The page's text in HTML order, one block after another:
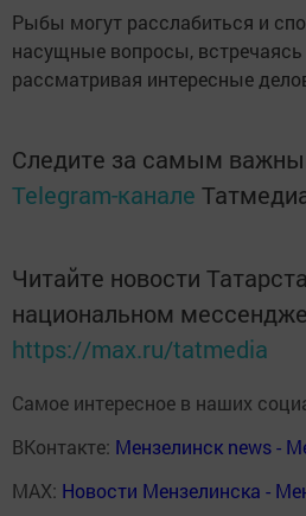
Рыбы могут расслабиться и
насущные вопросы,
рассматривая интересные
Следите за самым
Telegram-канале
Читайте новости
национальном
https://max.ru/tatmedia
Самое интересное в наших
ВКонтакте: Мензелинск news -
MAX: Новости Мензелинска -